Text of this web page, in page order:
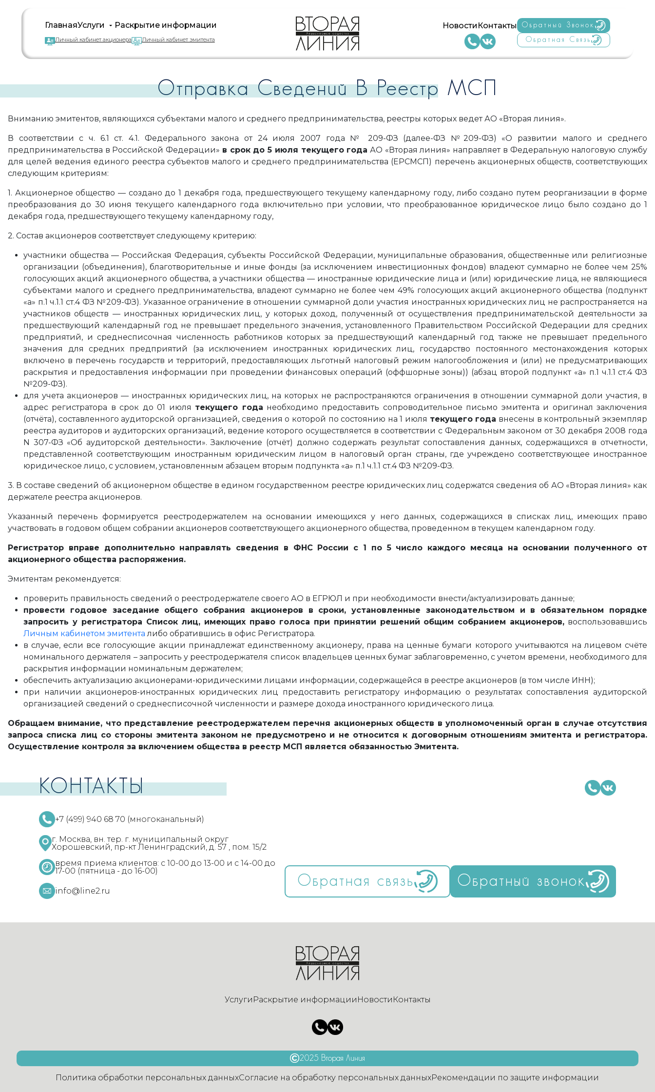
ГлавнаяУслуги Раскрытие информации
Личный кабинет акционера Личный кабинет эмитента
Новости Контакты
Обратный Звонок
Обратная Связь
Отправка Сведений В Реестр МСП
Вниманию эмитентов, являющихся субъектами малого и среднего предпринимательства, реестры которых ведет АО «Вторая линия».
В соответствии с ч. 6.1 ст. 4.1. Федерального закона от 24 июля 2007 года № 209-ФЗ (далее-ФЗ №209-ФЗ) «О развитии малого и среднего
предпринимательства в Российской Федерации» в срок до 5 июля текущего года АО «Вторая линия» направляет в Федеральную налоговую службу
для целей ведения единого реестра субъектов малого и среднего предпринимательства (ЕРСМСП) перечень акционерных обществ, соответствующих
следующим критериям:
1. Акционерное общество — создано до 1 декабря года, предшествующего текущему календарному году, либо создано путем реорганизации в форме
преобразования до 30 июня текущего календарного года включительно при условии, что преобразованное юридическое лицо было создано до 1
декабря года, предшествующего текущему календарному году,
2. Состав акционеров соответствует следующему критерию:
участники общества — Российская Федерация, субъекты Российской Федерации, муниципальные образования, общественные или религиозные
организации (объединения), благотворительные и иные фонды (за исключением инвестиционных фондов) владеют суммарно не более чем 25%
голосующих акций акционерного общества, а участники общества — иностранные юридические лица и (или) юридические лица, не являющиеся
субъектами малого и среднего предпринимательства, владеют суммарно не более чем 49% голосующих акций акционерного общества (подпункт
«а» п.1 ч.1.1 ст.4 ФЗ №209-ФЗ). Указанное ограничение в отношении суммарной доли участия иностранных юридических лиц не распространяется на
участников обществ — иностранных юридических лиц, у которых доход, полученный от осуществления предпринимательской деятельности за
предшествующий календарный год не превышает предельного значения, установленного Правительством Российской Федерации для средних
предприятий, и среднесписочная численность работников которых за предшествующий календарный год также не превышает предельного
значения для средних предприятий (за исключением иностранных юридических лиц, государство постоянного местонахождения которых
включено в перечень государств и территорий, предоставляющих льготный налоговый режим налогообложения и (или) не предусматривающих
раскрытия и предоставления информации при проведении финансовых операций (оффшорные зоны)) (абзац второй подпункт «а» п.1 ч.1.1 ст.4 ФЗ
№209-ФЗ).
для учета акционеров — иностранных юридических лиц, на которых не распространяются ограничения в отношении суммарной доли участия, в
адрес регистратора в срок до 01 июля текущего года необходимо предоставить сопроводительное письмо эмитента и оригинал заключения
(отчёта), составленного аудиторской организацией, сведения о которой по состоянию на 1 июля текущего года внесены в контрольный экземпляр
реестра аудиторов и аудиторских организаций, ведение которого осуществляется в соответствии с Федеральным законом от 30 декабря 2008 года
N 307-ФЗ «Об аудиторской деятельности». Заключение (отчёт) должно содержать результат сопоставления данных, содержащихся в отчетности,
представленной соответствующим иностранным юридическим лицом в налоговый орган страны, где учреждено соответствующее иностранное
юридическое лицо, с условием, установленным абзацем вторым подпункта «а» п.1 ч.1.1 ст.4 ФЗ №209-ФЗ.
3. В составе сведений об акционерном обществе в едином государственном реестре юридических лиц содержатся сведения об АО «Вторая линия» как
держателе реестра акционеров.
Указанный перечень формируется реестродержателем на основании имеющихся у него данных, содержащихся в списках лиц, имеющих право
участвовать в годовом общем собрании акционеров соответствующего акционерного общества, проведенном в текущем календарном году.
Регистратор вправе дополнительно направлять сведения в ФНС России с 1 по 5 число каждого месяца на основании полученного от
акционерного общества распоряжения.
Эмитентам рекомендуется:
проверить правильность сведений о реестродержателе своего АО в ЕГРЮЛ и при необходимости внести/актуализировать данные;
провести годовое заседание общего собрания акционеров в сроки, установленные законодательством и в обязательном порядке
запросить у регистратора Список лиц, имеющих право голоса при принятии решений общим собранием акционеров, воспользовавшись
Личным кабинетом эмитента либо обратившись в офис Регистратора.
в случае, если все голосующие акции принадлежат единственному акционеру, права на ценные бумаги которого учитываются на лицевом счёте
номинального держателя – запросить у реестродержателя список владельцев ценных бумаг заблаговременно, с учетом времени, необходимого для
раскрытия информации номинальным держателем;
обеспечить актуализацию акционерами-юридическими лицами информации, содержащейся в реестре акционеров (в том числе ИНН);
при наличии акционеров-иностранных юридических лиц предоставить регистратору информацию о результатах сопоставления аудиторской
организацией сведений о среднесписочной численности и размере дохода иностранного юридического лица.
Обращаем внимание, что представление реестродержателем перечня акционерных обществ в уполномоченный орган в случае отсутствия
запроса списка лиц со стороны эмитента законом не предусмотрено и не относится к договорным отношениям эмитента и регистратора.
Осуществление контроля за включением общества в реестр МСП является обязанностью Эмитента.
КОНТАКТЫ
+7 (499) 940 68 70 (многоканальный)
г. Москва, вн. тер. г. муниципальный округ
Хорошевский, пр-кт Ленинградский, д. 57 , пом. 15/2
время приема клиентов: с 10-00 до 13-00 и с 14-00 до
17-00 (пятница - до 16-00)
info@line2.ru
Обратная связь Обратный звонок
Услуги Раскрытие информации Новости Контакты
2025 Вторая Линия
Политика обработки персональных данныхСогласие на обработку персональных данныхРекомендации по защите информации